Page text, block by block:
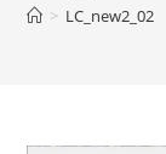
> LC_new2_02